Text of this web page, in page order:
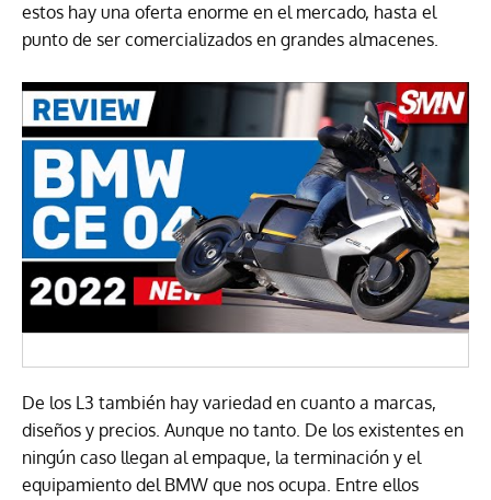
estos hay una oferta enorme en el mercado, hasta el
punto de ser comercializados en grandes almacenes.
De los L3 también hay variedad en cuanto a marcas,
diseños y precios. Aunque no tanto. De los existentes en
ningún caso llegan al empaque, la terminación y el
equipamiento del BMW que nos ocupa. Entre ellos